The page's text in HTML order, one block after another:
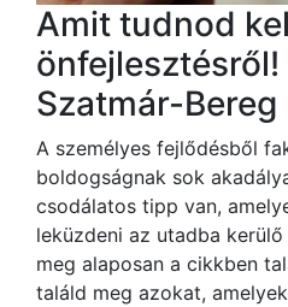
Amit tudnod
Szatmár-Bereg
A személyes fejlődésből
boldogságnak sok
csodálatos tipp van,
leküzdeni az utadba
meg alaposan a cikkben
találd meg azokat,